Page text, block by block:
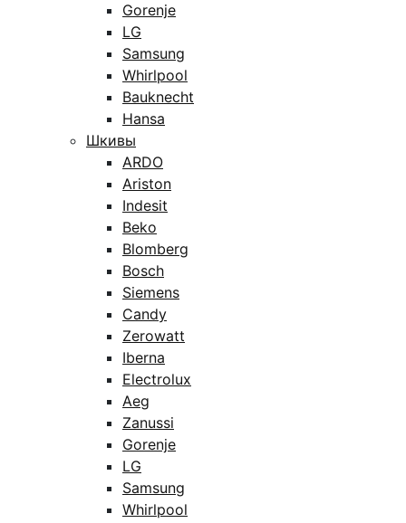
Gorenje
LG
Samsung
Whirlpool
Bauknecht
Hansa
Шкивы
ARDO
Ariston
Indesit
Beko
Blomberg
Bosch
Siemens
Candy
Zerowatt
Iberna
Electrolux
Aeg
Zanussi
Gorenje
LG
Samsung
Whirlpool